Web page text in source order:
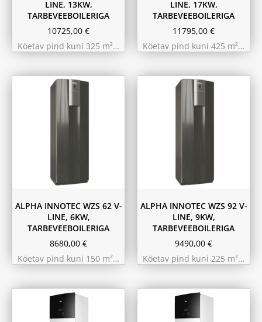
LINE, 13KW,
TARBEVEEBOILERIGA
10725,00 €
Köetav pind kuni 325 m²…
LINE, 17KW,
TARBEVEEBOILERIGA
11795,00 €
Köetav pind kuni 425 m²…
ALPHA INNOTEC WZS 62 V-
LINE, 6KW,
TARBEVEEBOILERIGA
8680,00 €
Köetav pind kuni 150 m²…
ALPHA INNOTEC WZS 92 V-
LINE, 9KW,
TARBEVEEBOILERIGA
9490,00 €
Köetav pind kuni 225 m²…